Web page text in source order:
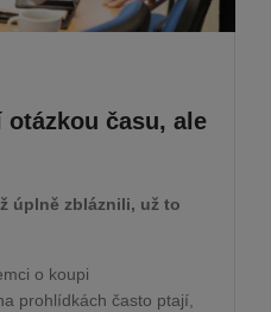
otázkou času, ale
úplně zbláznili, už to
o koupi
prohlídkách často ptají,